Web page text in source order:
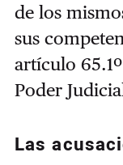
de los
sus
artículo
Poder
Las